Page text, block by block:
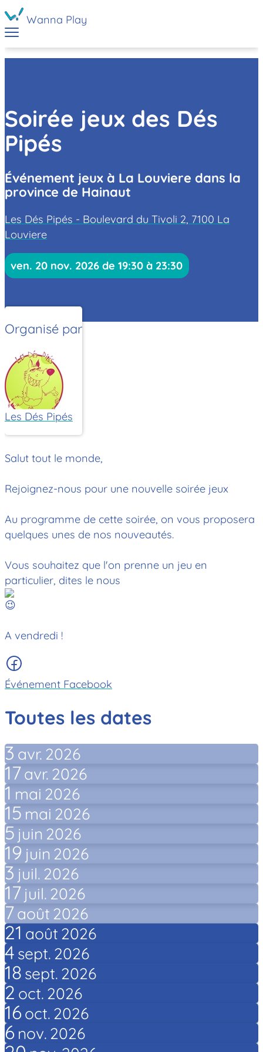
Wanna Play
Soirée jeux des Dés
Pipés
Événement jeux à La Louviere dans la
province de Hainaut
Les Dés Pipés - Boulevard du Tivoli 2, 7100 La
Louviere
ven. 20 nov. 2026 de 19:30 à 23:30
Organisé par
Les Dés Pipés
Salut tout le monde,
Rejoignez-nous pour une nouvelle soirée jeux
Au programme de cette soirée, on vous proposera
quelques unes de nos nouveautés.
Vous souhaitez que l'on prenne un jeu en
particulier, dites le nous
A vendredi !
Événement Facebook
Toutes les dates
3 avr. 2026
17avr. 2026
1 mai 2026
15 mai 2026
5 juin 2026
19 juin 2026
3 juil. 2026
17 juil. 2026
7août 2026
21 août 2026
4 sept. 2026
18 sept. 2026
2 oct. 2026
16 oct. 2026
6 nov. 2026